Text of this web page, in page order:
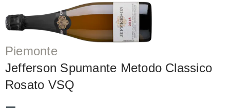
Piemonte
Jefferson Spumante Metodo Classico
Rosato VSQ